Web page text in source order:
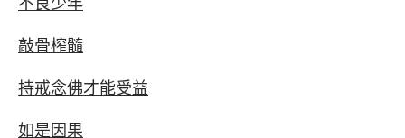
敲骨榨髓
持戒念佛才能受益
如是因果